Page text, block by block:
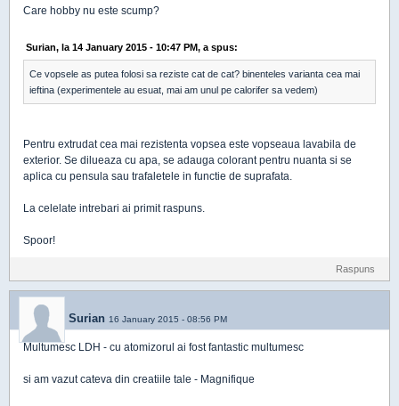
Care hobby nu este scump?
Surian, la 14 January 2015 - 10:47 PM, a spus:
Ce vopsele as putea folosi sa reziste cat de cat? binenteles varianta cea mai
ieftina (experimentele au esuat, mai am unul pe calorifer sa vedem)
Pentru extrudat cea mai rezistenta vopsea este vopseaua lavabila de
exterior. Se dilueaza cu apa, se adauga colorant pentru nuanta si se
aplica cu pensula sau trafaletele in functie de suprafata.
La celelate intrebari ai primit raspuns.
Spoor!
Raspuns
Surian 16 January 2015 - 08:56 PM
Multumesc LDH - cu atomizorul ai fost fantastic multumesc
si am vazut cateva din creatiile tale - Magnifique